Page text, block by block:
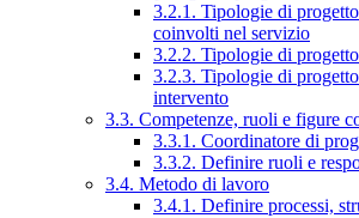
3.2.1. Tipologie di
coinvolti nel servizio
3.2.2. Tipologie di
3.2.3. Tipologie di
intervento
3.3. Competenze, ruoli e figure
3.3.1. Coordinatore di
3.3.2. Definire ruoli e
3.4. Metodo di lavoro
3.4.1. Definire processi,